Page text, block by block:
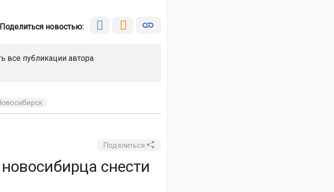
Поделиться новостью:
все публикации автора
Поделиться
снести